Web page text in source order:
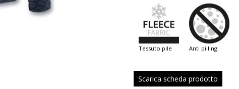
tessuto pile anti pilling
Scarica scheda prodotto